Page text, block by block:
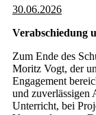
30.06.2026
Verabschiedung
Zum Ende des
Moritz Vogt, der
Engagement
und zuverlässigen
Unterricht, bei